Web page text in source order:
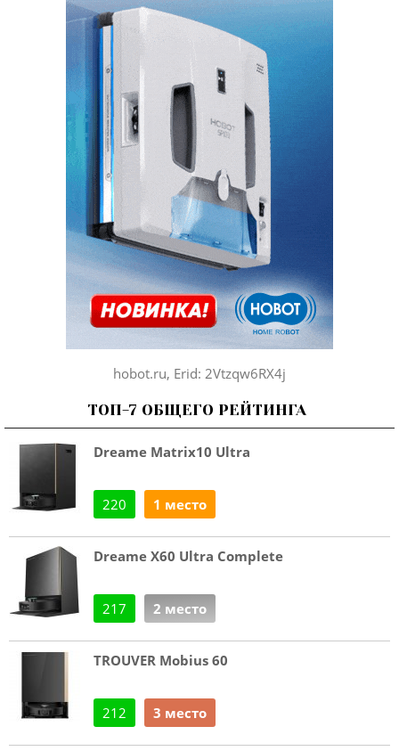
hobot.ru, Erid: 2Vtzqw6RX4j
ТОП-7 ОБЩЕГО РЕЙТИНГА
Dreame Matrix10 Ultra
220 1 место
Dreame X60 Ultra Complete
217 2 место
TROUVER Mobius 60
212 3 место